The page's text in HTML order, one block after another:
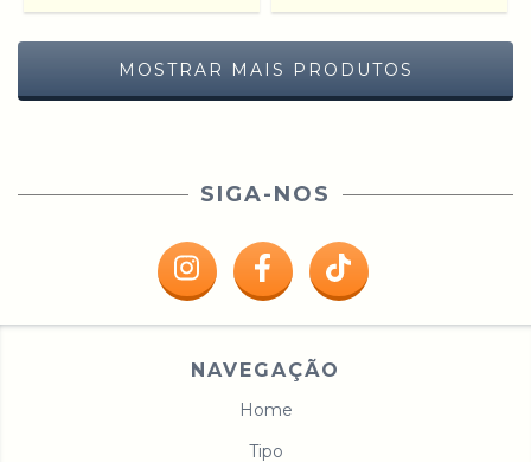
MOSTRAR MAIS PRODUTOS
SIGA-NOS
NAVEGAÇÃO
Home
Tipo